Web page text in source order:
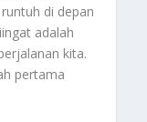
di depan
adalah
kita.
pertama